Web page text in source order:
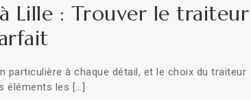
Lille : Trouver le traiteur
particulière à chaque détail, et le choix du traiteur
éléments les […]